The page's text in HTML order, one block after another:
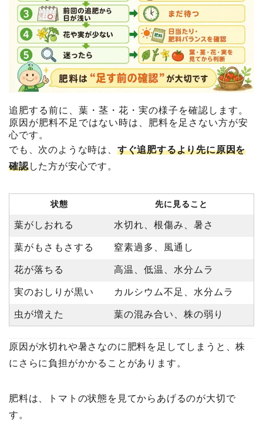
追肥する前に、葉・茎・花・実の様子を確認します。
原因が肥料不足ではない時は、肥料を足さない方が安
心です。
でも、次のような時は、 すぐ追肥するより先に原因を
確認した方が安心です。
状態 先に見ること
葉がしおれる 水切れ、根傷み、暑さ
葉がもさもさする 窒素過多、風通し
花が落ちる 高温、低温、水分ムラ
実のおしりが黒い カルシウム不足、水分ムラ
虫が増えた 葉の混み合い、株の弱り
原因が水切れや暑さなのに肥料を足してしまうと、株
にさらに負担がかかることがあります。
肥料は、トマトの状態を見てからあげるのが大切で
す。